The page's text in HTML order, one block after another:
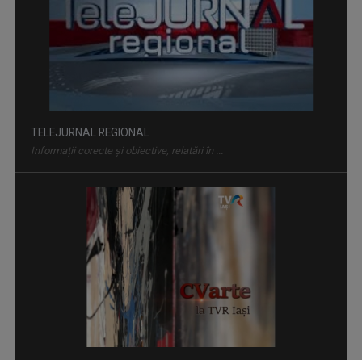
TELEJURNAL REGIONAL
Informații corecte și obiective, relatări în ...